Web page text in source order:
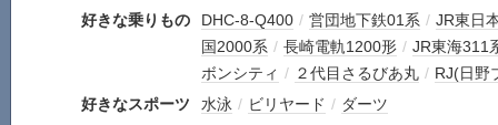
好きな乗りもの
DHC-8-Q400 / 営団地下鉄01系 / JR東日
国2000系 / 長崎電軌1200形 / JR東海311
ボンシティ / ２代目さるびあ丸 / RJ(日野
好きなスポーツ
水泳 / ビリヤード / ダーツ